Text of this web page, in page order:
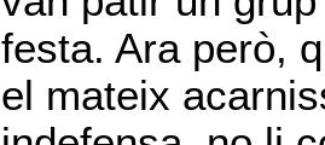
festa. Ara però,
el mateix